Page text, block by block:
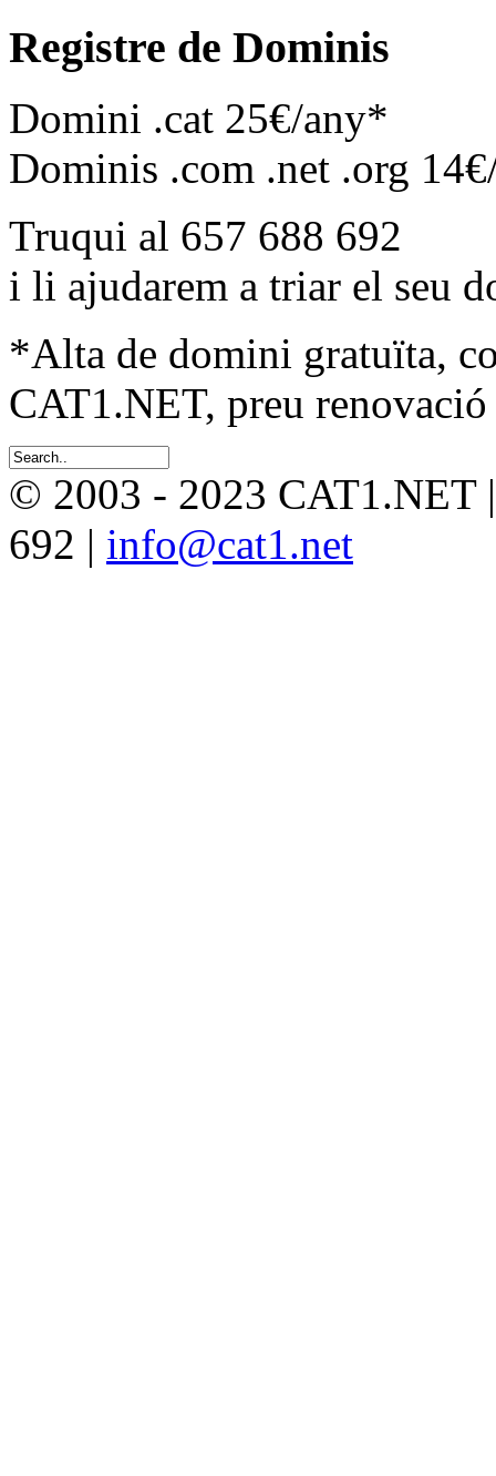
Registre de Dominis
Domini .cat 25€/any*
Dominis .com .net .org
Truqui al 657 688 692
i li ajudarem a triar el seu
*Alta de domini gratuïta,
CAT1.NET, preu
© 2003 - 2023 CAT1.NET
692 | info@cat1.net